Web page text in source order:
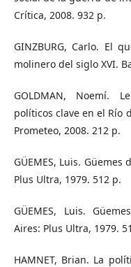
Crítica, 2008. 932 p.
GINZBURG, Carlo. El
molinero del siglo XVI.
GOLDMAN, Noemí.
políticos clave en el Río
Prometeo, 2008. 212 p.
GÜEMES, Luis.
Plus Ultra, 1979. 512 p.
GÜEMES, Luis.
Aires: Plus Ultra, 1979.
HAMNET, Brian. La